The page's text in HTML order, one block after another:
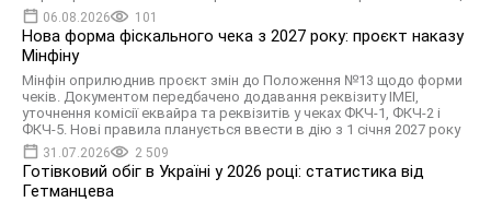
06.08.2026 101
Нова форма фіскального чека з 2027 року: проєкт наказу
Мінфіну
Мінфін оприлюднив проєкт змін до Положення №13 щодо форми
чекiв. Документом передбачено додавання реквізиту IMEI,
уточнення комiсiї еквайра та реквізитів у чеках ФКЧ-1, ФКЧ-2 і
ФКЧ-5. Нові правила планується ввести в дію з 1 січня 2027 року
31.07.2026 2 509
Готівковий обіг в Україні у 2026 році: статистика від
Гетманцева